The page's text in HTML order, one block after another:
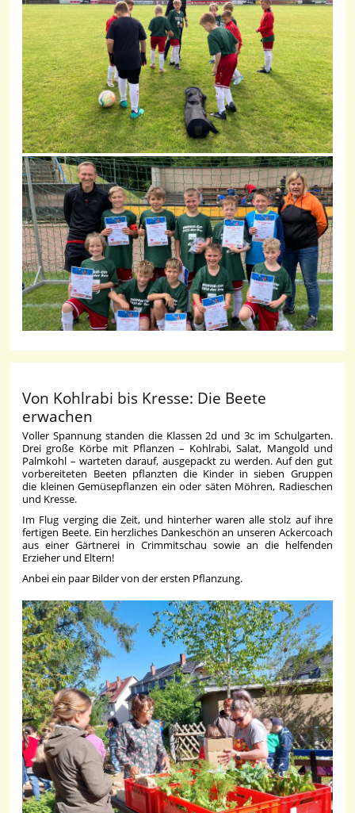
Von Kohlrabi bis Kresse: Die Beete
erwachen
Voller Spannung standen die Klassen 2d und 3c im Schulgarten.
Drei große Körbe mit Pflanzen – Kohlrabi, Salat, Mangold und
Palmkohl – warteten darauf, ausgepackt zu werden. Auf den gut
vorbereiteten Beeten pflanzten die Kinder in sieben Gruppen
die kleinen Gemüsepflanzen ein oder säten Möhren, Radieschen
und Kresse.
Im Flug verging die Zeit, und hinterher waren alle stolz auf ihre
fertigen Beete. Ein herzliches Dankeschön an unseren Ackercoach
aus einer Gärtnerei in Crimmitschau sowie an die helfenden
Erzieher und Eltern!
Anbei ein paar Bilder von der ersten Pflanzung.